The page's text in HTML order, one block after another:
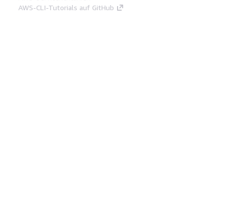
AWS-CLI-Tutorials auf GitHub